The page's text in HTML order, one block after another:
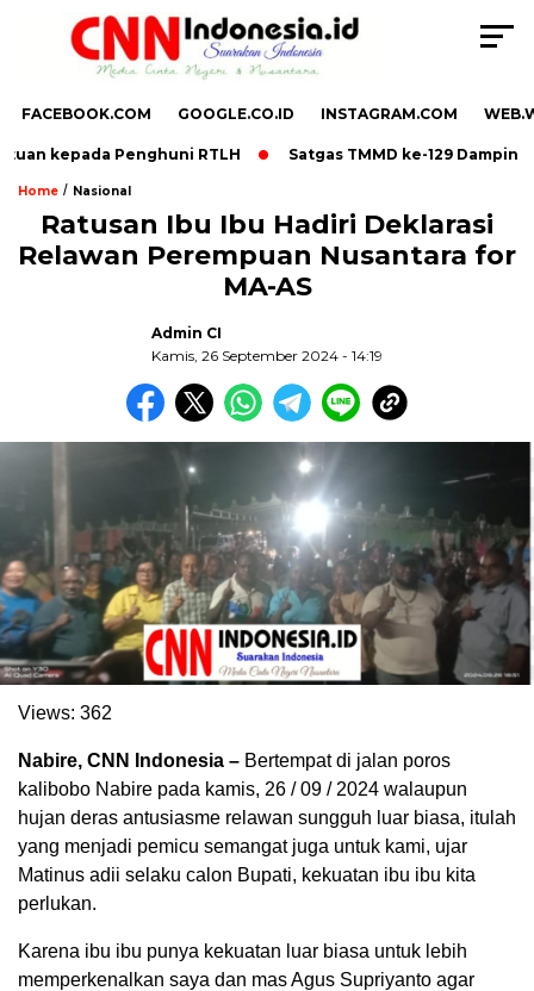
FACEBOOK.COM GOOGLE.CO.ID INSTAGRAM.COM
kepada Penghuni RTLH Satgas TMMD ke-129 Dampingi
Home / Nasional
Ratusan Ibu Ibu Hadiri Deklarasi
Relawan Perempuan Nusantara for
MA-AS
Admin CI
Kamis, 26 September 2024 - 14:19
Views: 362
Nabire, CNN Indonesia – Bertempat di jalan poros
kalibobo Nabire pada kamis, 26 / 09 / 2024 walaupun
hujan deras antusiasme relawan sungguh luar biasa, itulah
yang menjadi pemicu semangat juga untuk kami, ujar
Matinus adii selaku calon Bupati, kekuatan ibu ibu kita
perlukan.
Karena ibu ibu punya kekuatan luar biasa untuk lebih
memperkenalkan saya dan mas Agus Supriyanto agar
,
. Ukuran gambar 480px x 600px